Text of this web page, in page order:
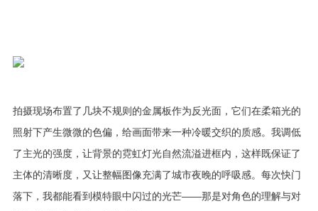
拍摄现场布置了几块不规则的金属板作为反光面，它们在柔箱光的
照射下产生微微的色偏，给画面带来一种冷暖交织的质感。我调低
了主光的强度，让背景的霓虹灯光自然流溢进框内，这样既保证了
主体的清晰度，又让整幅图像充满了城市夜晚的呼吸感。每次快门
落下，我都能看到模特眼中闪过的光芒——那是对角色的理解与对